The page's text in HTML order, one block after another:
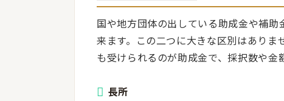
国や地方団体の出している助成金や補
来ます。この二つに大きな区別はあり
も受けられるのが助成金で、採択数や金
長所